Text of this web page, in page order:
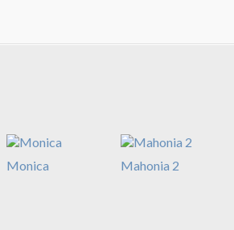
Monica Mahonia 2